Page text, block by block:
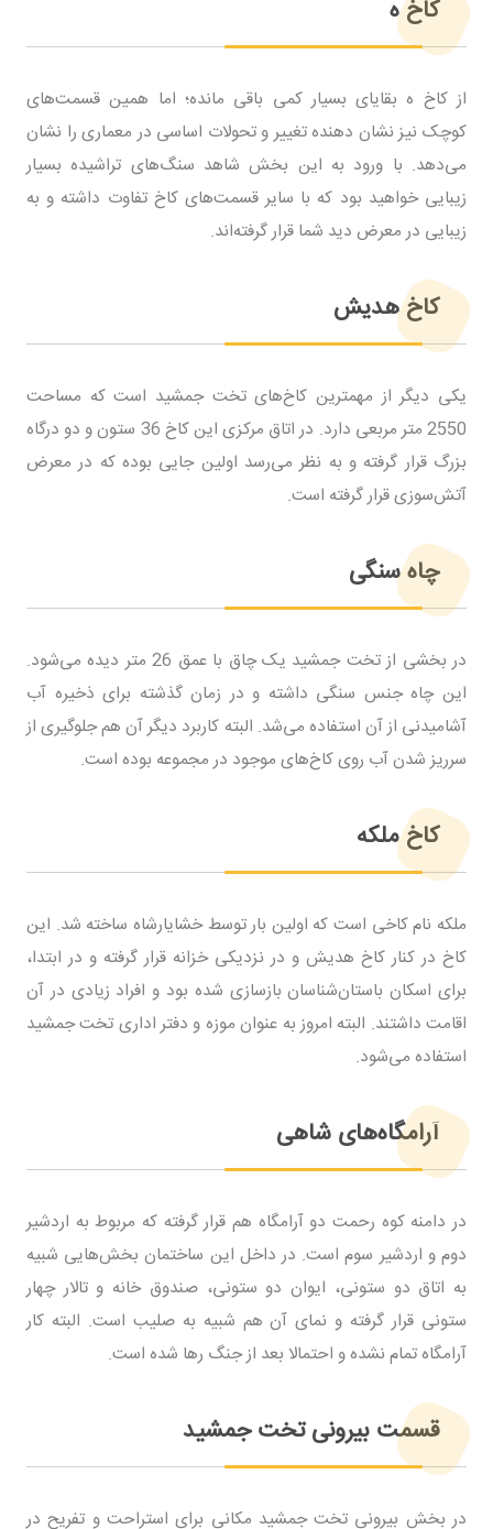
کاخ ه
از کاخ ه بقایای بسیار کمی باقی مانده؛ اما همین قسمت‌های
کوچک نیز نشان دهنده تغییر و تحولات اساسی در معماری را نشان
می‌دهد. با ورود به این بخش شاهد سنگ‌های تراشیده بسیار
زیبایی خواهید بود که با سایر قسمت‌های کاخ تفاوت داشته و به
زیبایی در معرض دید شما قرار گرفته‌اند.
کاخ هدیش
یکی دیگر از مهمترین کاخ‌های تخت جمشید است که مساحت
2550 متر مربعی دارد. در اتاق مرکزی این کاخ 36 ستون و دو درگاه
بزرگ قرار گرفته و به نظر می‌رسد اولین جایی بوده که در معرض
آتش‌سوزی قرار گرفته است.
چاه سنگی
در بخشی از تخت جمشید یک چاق با عمق 26 متر دیده می‌شود.
این چاه جنس سنگی داشته و در زمان گذشته برای ذخیره آب
آشامیدنی از آن استفاده می‌شد. البته کاربرد دیگر آن هم جلوگیری از
سرریز شدن آب روی کاخ‌های موجود در مجموعه بوده است.
کاخ ملکه
ملکه نام کاخی است که اولین بار توسط خشایارشاه ساخته شد. این
کاخ در کنار کاخ هدیش و در نزدیکی خزانه قرار گرفته و در ابتدا،
برای اسکان باستان‌شناسان بازسازی شده بود و افراد زیادی در آن
اقامت داشتند. البته امروز به عنوان موزه و دفتر اداری تخت جمشید
استفاده می‌شود.
آرامگاه‌های شاهی
در دامنه کوه رحمت دو آرامگاه هم قرار گرفته که مربوط به اردشیر
دوم و اردشیر سوم است. در داخل این ساختمان بخش‌هایی شبیه
به اتاق دو ستونی، ایوان دو ستونی، صندوق خانه و تالار چهار
ستونی قرار گرفته و نمای آن هم شبیه به صلیب است. البته کار
آرامگاه تمام نشده و احتمالا بعد از جنگ رها شده است.
قسمت بیرونی تخت جمشید
در بخش بیرونی تخت جمشید مکانی برای استراحت و تفریح در